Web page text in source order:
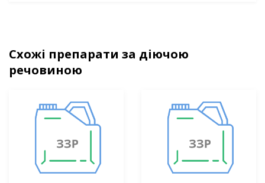
Схожі препарати за діючою
речовиною